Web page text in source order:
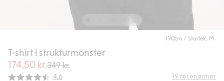
190cm / Storlek: M
T-shirt i strukturmönster
174,50 kr.349 kr.
Snittbetyg:
4.6 19 recensioner